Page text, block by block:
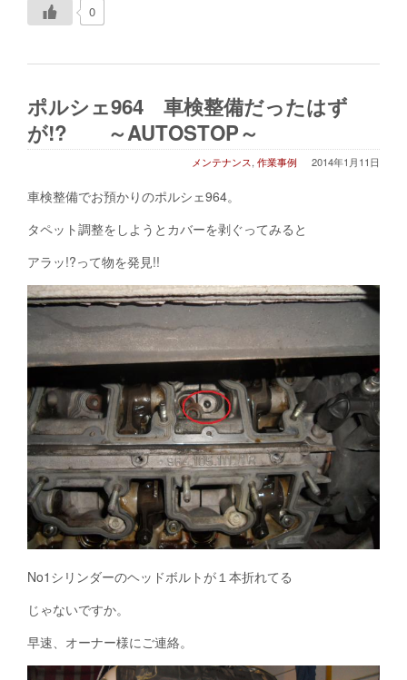
0
ポルシェ964 車検整備だったはず
が!? ～AUTOSTOP～
2014年1月11日
メンテナンス, 作業事例
車検整備でお預かりのポルシェ964。
タペット調整をしようとカバーを剥ぐってみると
アラッ!?って物を発見!!
No1シリンダーのヘッドボルトが１本折れてる
じゃないですか。
早速、オーナー様にご連絡。